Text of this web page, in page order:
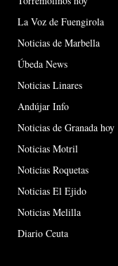
La Voz de Fuengirola
Noticias de Marbella
Úbeda News
Noticias Linares
Andújar Info
Noticias de Granada hoy
Noticias Motril
Noticias Roquetas
Noticias El Ejido
Noticias Melilla
Diario Ceuta